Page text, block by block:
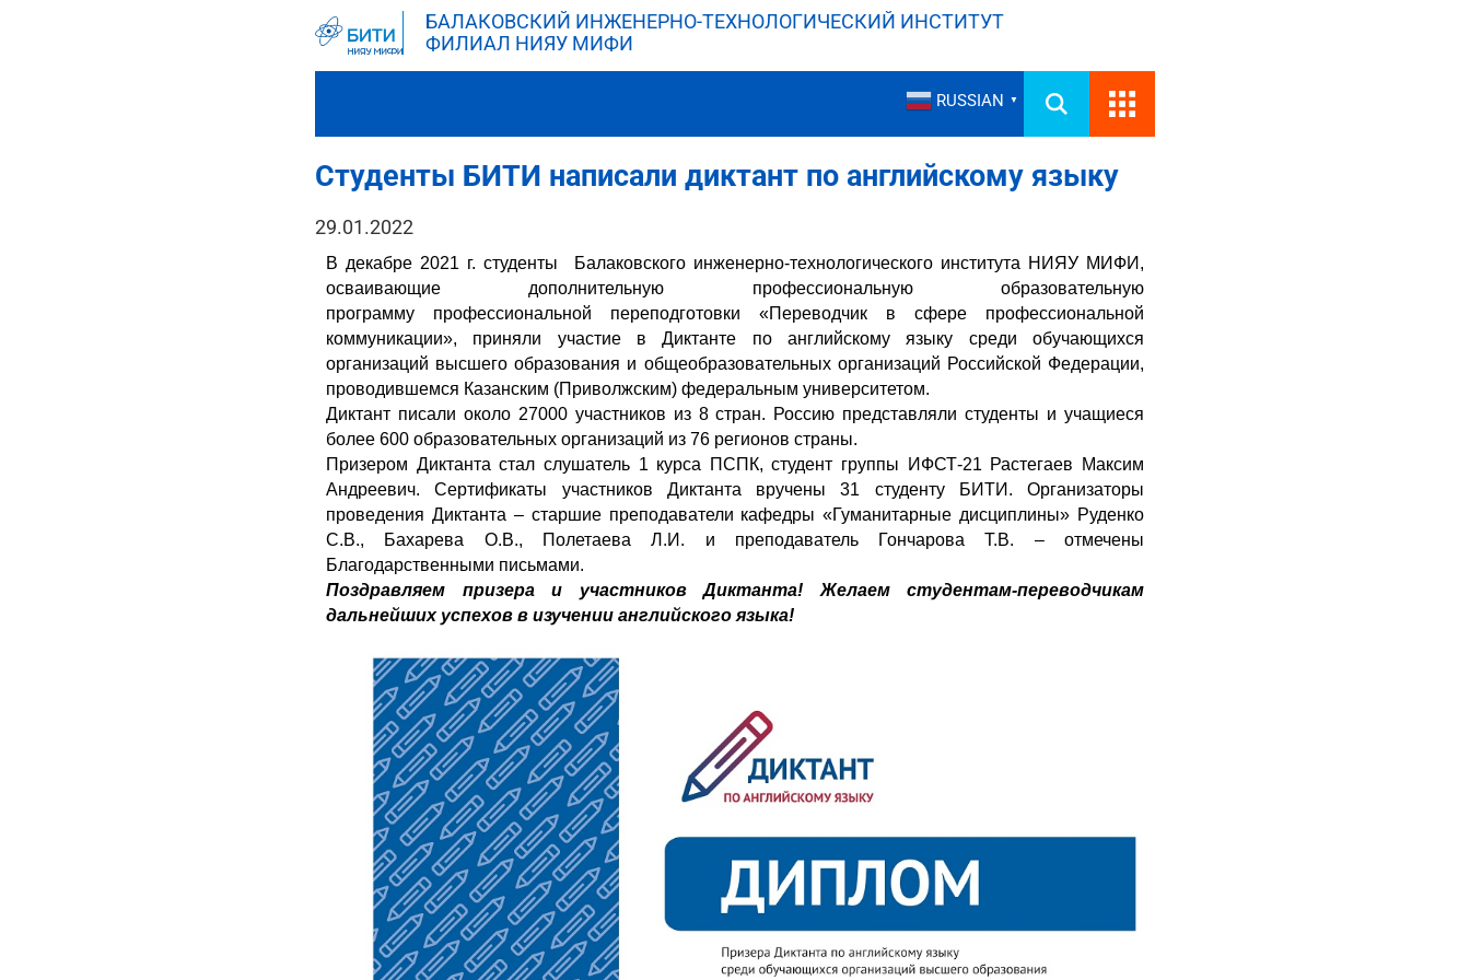
БАЛАКОВСКИЙ ИНЖЕНЕРНО-ТЕХНОЛОГИЧЕСКИЙ ИНСТИТУТ
ФИЛИАЛ НИЯУ МИФИ
RUSSIAN ▼
Студенты БИТИ написали диктант по английскому языку
29.01.2022
В декабре 2021 г. студенты Балаковского инженерно-технологического института НИЯУ МИФИ,
осваивающие дополнительную профессиональную образовательную
программу профессиональной переподготовки «Переводчик в сфере профессиональной
коммуникации», приняли участие в Диктанте по английскому языку среди обучающихся
организаций высшего образования и общеобразовательных организаций Российской Федерации,
проводившемся Казанским (Приволжским) федеральным университетом.
Диктант писали около 27000 участников из 8 стран. Россию представляли студенты и учащиеся
более 600 образовательных организаций из 76 регионов страны.
Призером Диктанта стал слушатель 1 курса ПСПК, студент группы ИФСТ-21 Растегаев Максим
Андреевич. Сертификаты участников Диктанта вручены 31 студенту БИТИ. Организаторы
проведения Диктанта – старшие преподаватели кафедры «Гуманитарные дисциплины» Руденко
С.В., Бахарева О.В., Полетаева Л.И. и преподаватель Гончарова Т.В. – отмечены
Благодарственными письмами.
Поздравляем призера и участников Диктанта! Желаем студентам-переводчикам
дальнейших успехов в изучении английского языка!